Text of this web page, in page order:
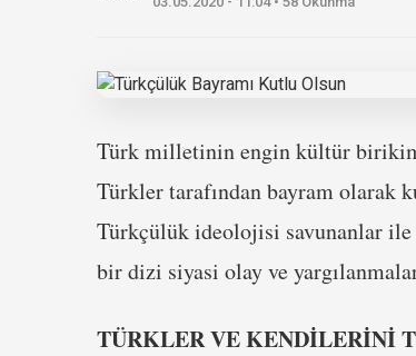
Türk milletinin engin kültür
Türkler tarafından bayram olarak
Türkçülük ideolojisi savunanlar ile
bir dizi siyasi olay ve
TÜRKLER VE KENDİLERİNİ